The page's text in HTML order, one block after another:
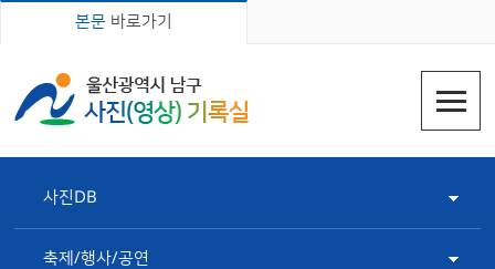
본문 바로가기
사진DB
축제/행사/공연